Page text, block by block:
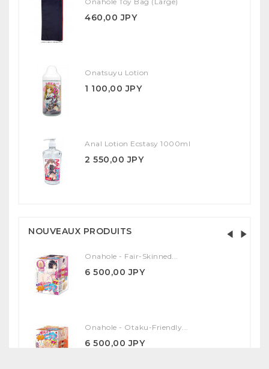
460,00 JPY
Onatsuyu Lotion
1 100,00 JPY
Anal Lotion Ecstasy 1000ml
2 550,00 JPY
NOUVEAUX PRODUITS
Onahole - Fair-Skinned...
6 500,00 JPY
Onahole - Otaku-Friendly...
6 500,00 JPY